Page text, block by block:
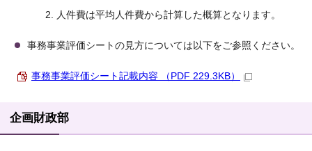
人件費は平均人件費から計算した概算となります。
事務事業評価シートの見方については以下をご参照ください。
事務事業評価シート記載内容 （PDF 229.3KB）
企画財政部